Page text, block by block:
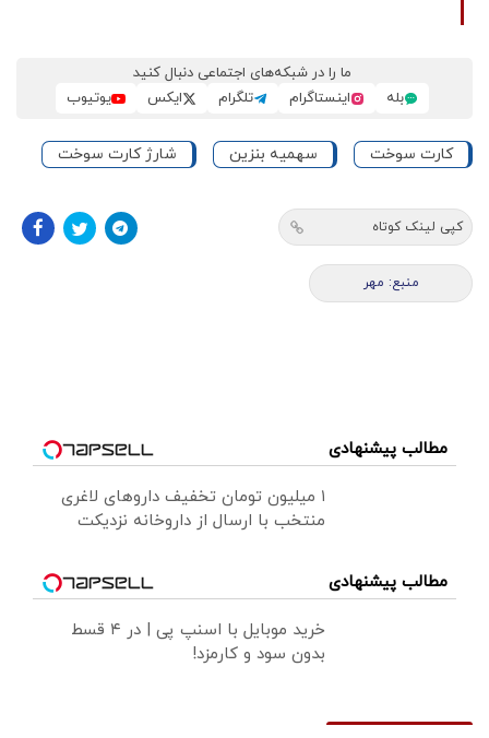
ما را در شبکه‌های اجتماعی دنبال کنید
بله
اینستاگرام تلگرام ایکس یوتیوب
کارت سوخت سهمیه بنزین شارژ کارت سوخت
کپی لینک کوتاه
منبع: مهر
مطالب پیشنهادی
۱ میلیون تومان تخفیف داروهای لاغری
منتخب با ارسال از داروخانه نزدیکت
مطالب پیشنهادی
خرید موبایل با اسنپ پی | در ۴ قسط
بدون سود و کارمزد!